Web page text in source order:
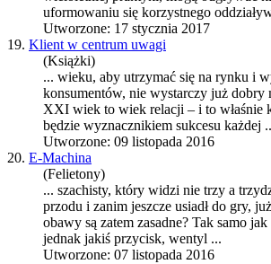
uformowaniu się korzystnego
Utworzone: 17 stycznia 2017
19. Klient w centrum uwagi
(Książki)
... wieku, aby utrzymać się na rynku i
konsumentów, nie wystarczy już dobry
XXI wiek to wiek relacji – i to właśnie
będzie wyznacznikiem sukcesu każdej
Utworzone: 09 listopada 2016
20. E-Machina
(Felietony)
... szachisty, który widzi nie trzy a
przodu i zanim jeszcze usiadł do gry,
obawy są zatem zasadne? Tak samo
jednak jakiś przycisk, wentyl ...
Utworzone: 07 listopada 2016